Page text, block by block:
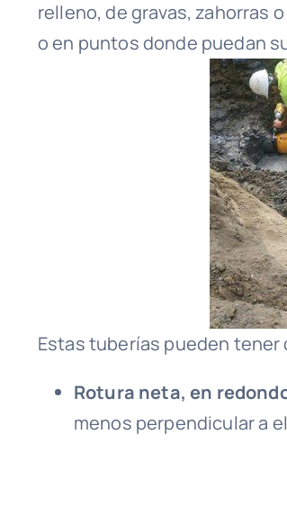
relleno, de gravas, zahorras
o en puntos donde puedan
Estas tuberías pueden
Rotura neta, en
menos perpendicular a